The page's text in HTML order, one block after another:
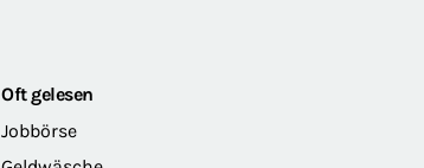
Oft gelesen
Jobbörse